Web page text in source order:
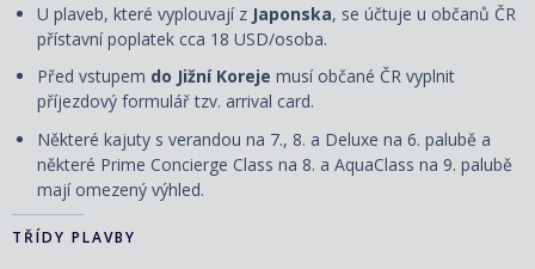
U plaveb, které vyplouvají z Japonska, se účtuje u občanů ČR
přístavní poplatek cca 18 USD/osoba.
Před vstupem do Jižní Koreje musí občané ČR vyplnit
příjezdový formulář tzv. arrival card.
Některé kajuty s verandou na 7., 8. a Deluxe na 6. palubě a
některé Prime Concierge Class na 8. a AquaClass na 9. palubě
mají omezený výhled.
TŘÍDY PLAVBY